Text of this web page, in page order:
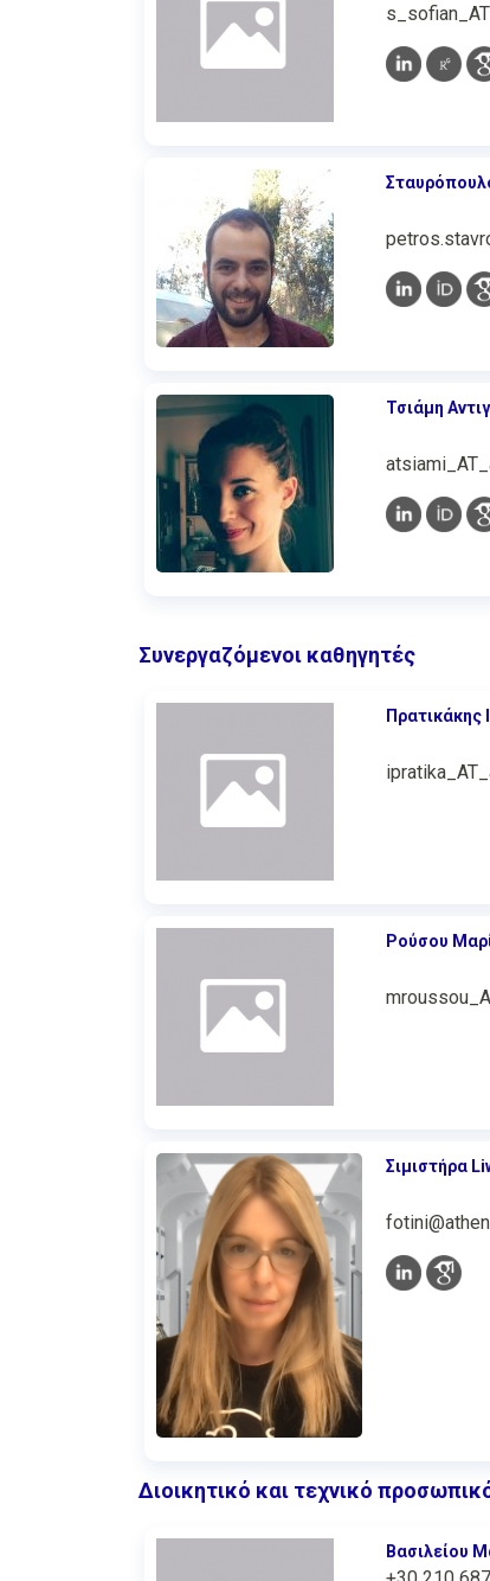
Τσιάμη
Συνεργαζόμενοι καθηγητές
Πρατικάκης
Ρούσου
Σιμιστήρα
Διοικητικό και τεχνικό
Βασιλείου